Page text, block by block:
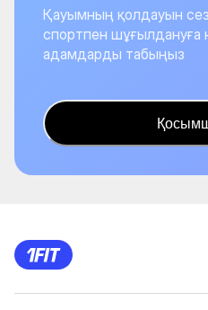
Қауымның қолдауын
спортпен шұғылдануға
адамдарды табыңыз